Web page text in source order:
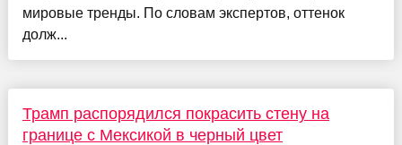
мировые тренды. По словам экспертов, оттенок
долж...
Трамп распорядился покрасить стену на
границе с Мексикой в черный цвет